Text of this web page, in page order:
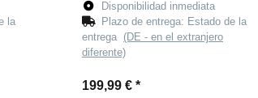
la
Disponibilidad inmediata
Plazo de entrega: Estado de la
entrega (DE - en el extranjero
diferente)
199,99 € *